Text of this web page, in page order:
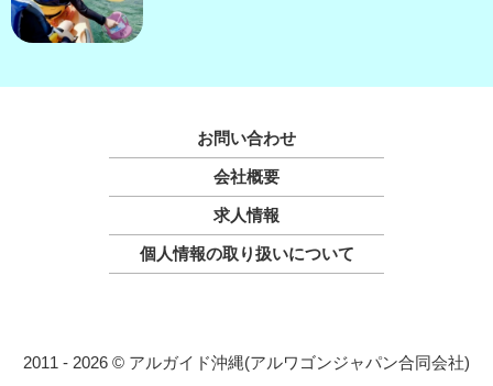
お問い合わせ
会社概要
求人情報
個人情報の取り扱いについて
2011 - 2026 © アルガイド沖縄(アルワゴンジャパン合同会社)